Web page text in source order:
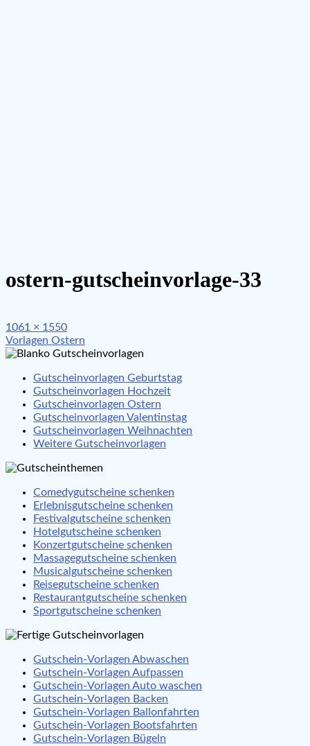
ostern-gutscheinvorlage-33
Full
size
1061 × 1550
Beitragsnavigation
Vorlagen Ostern
Gutscheinvorlagen Geburtstag
Gutscheinvorlagen Hochzeit
Gutscheinvorlagen Ostern
Gutscheinvorlagen Valentinstag
Gutscheinvorlagen Weihnachten
Weitere Gutscheinvorlagen
Comedygutscheine schenken
Erlebnisgutscheine schenken
Festivalgutscheine schenken
Hotelgutscheine schenken
Konzertgutscheine schenken
Massagegutscheine schenken
Musicalgutscheine schenken
Reisegutscheine schenken
Restaurantgutscheine schenken
Sportgutscheine schenken
Gutschein-Vorlagen Abwaschen
Gutschein-Vorlagen Aufpassen
Gutschein-Vorlagen Auto waschen
Gutschein-Vorlagen Backen
Gutschein-Vorlagen Ballonfahrten
Gutschein-Vorlagen Bootsfahrten
Gutschein-Vorlagen Bügeln